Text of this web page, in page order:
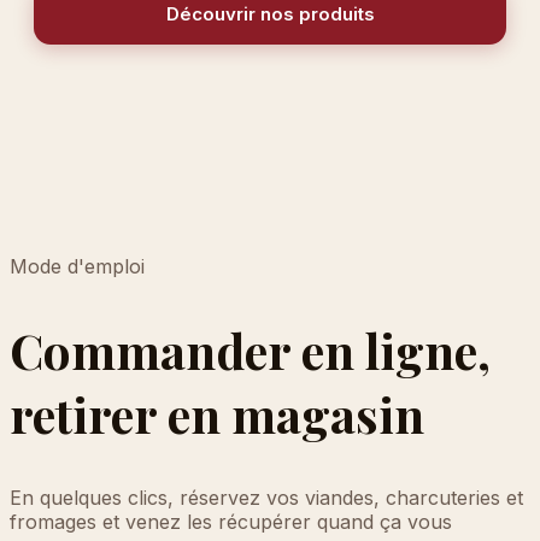
Découvrir nos produits
Mode d'emploi
Commander en ligne,
retirer en magasin
En quelques clics, réservez vos viandes, charcuteries et
fromages et venez les récupérer quand ça vous